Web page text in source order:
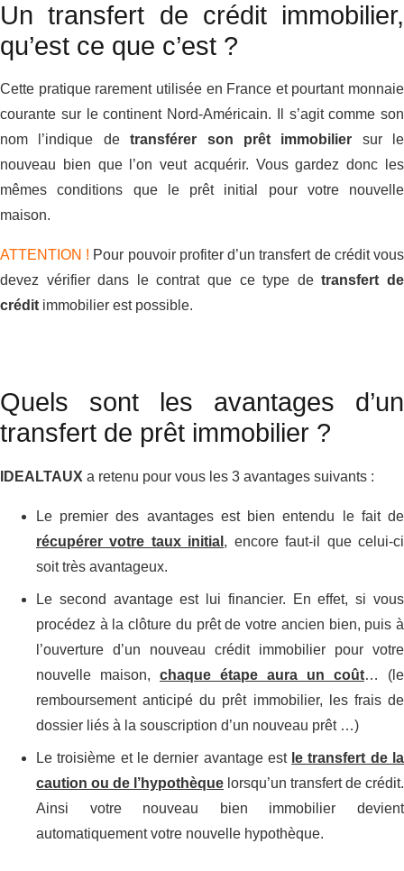
Un transfert de crédit immobilier,
qu’est ce que c’est ?
Cette pratique rarement utilisée en France et pourtant monnaie
courante sur le continent Nord-Américain. Il s’agit comme son
nom l’indique detransférer son prêt immobilier sur le
nouveau bien que l’on veut acquérir. Vous gardez donc les
mêmes conditions que le prêt initial pour votre nouvelle
maison.
ATTENTION ! Pour pouvoir profiter d’un transfert de crédit vous
devez vérifier dans le contrat que ce type detransfert de
crédit immobilier est possible.
Quels sont les avantages d’un
transfert de prêt immobilier ?
IDEALTAUX a retenu pour vous les 3 avantages suivants :
Le premier des avantages est bien entendu le fait de
récupérer votre taux initial , encore faut-il que celui-ci
soit très avantageux.
Le second avantage est lui financier. En effet, si vous
procédez à la clôture du prêt de votre ancien bien, puis à
l’ouverture d’un nouveau crédit immobilier pour votre
nouvelle maison, chaque étape aura un coût… (le
remboursement anticipé du prêt immobilier, les frais de
dossier liés à la souscription d’un nouveau prêt …)
Le troisième et le dernier avantage est le transfert de la
caution ou de l’hypothèque lorsqu’un transfert de crédit.
Ainsi votre nouveau bien immobilier devient
automatiquement votre nouvelle hypothèque.